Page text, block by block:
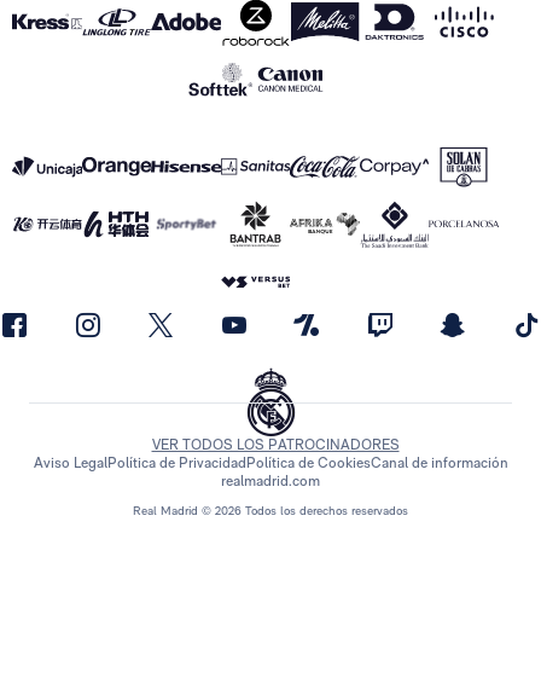
Real Madrid © 2026 Todos los derechos reservados
VER TODOS LOS PATROCINADORES
Aviso LegalPolítica de Privacidad Política de CookiesCanal de información
realmadrid.com